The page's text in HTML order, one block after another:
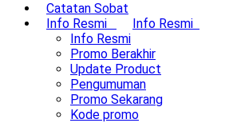
Catatan Sobat
Info Resmi
Info Resmi
Info Resmi
Promo Berakhir
Update Product
Pengumuman
Promo Sekarang
Kode promo